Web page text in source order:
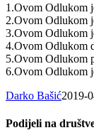
1.Ovom Odlukom
2.Ovom Odlukom
3.Ovom Odlukom
4.Ovom Odlukom
5.Ovom Odlukom
6.Ovom Odlukom
Darko Bašić2019-
Podijeli na